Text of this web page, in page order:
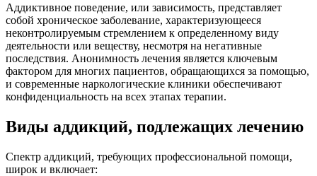
Аддиктивное поведение, или зависимость, представляет
собой хроническое заболевание, характеризующееся
неконтролируемым стремлением к определенному виду
деятельности или веществу, несмотря на негативные
последствия. Анонимность лечения является ключевым
фактором для многих пациентов, обращающихся за помощью,
и современные наркологические клиники обеспечивают
конфиденциальность на всех этапах терапии.
Виды аддикций, подлежащих лечению
Спектр аддикций, требующих профессиональной помощи,
широк и включает: